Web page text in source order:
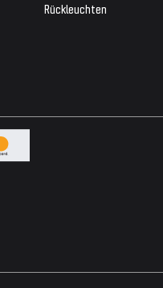
Rückleuchten